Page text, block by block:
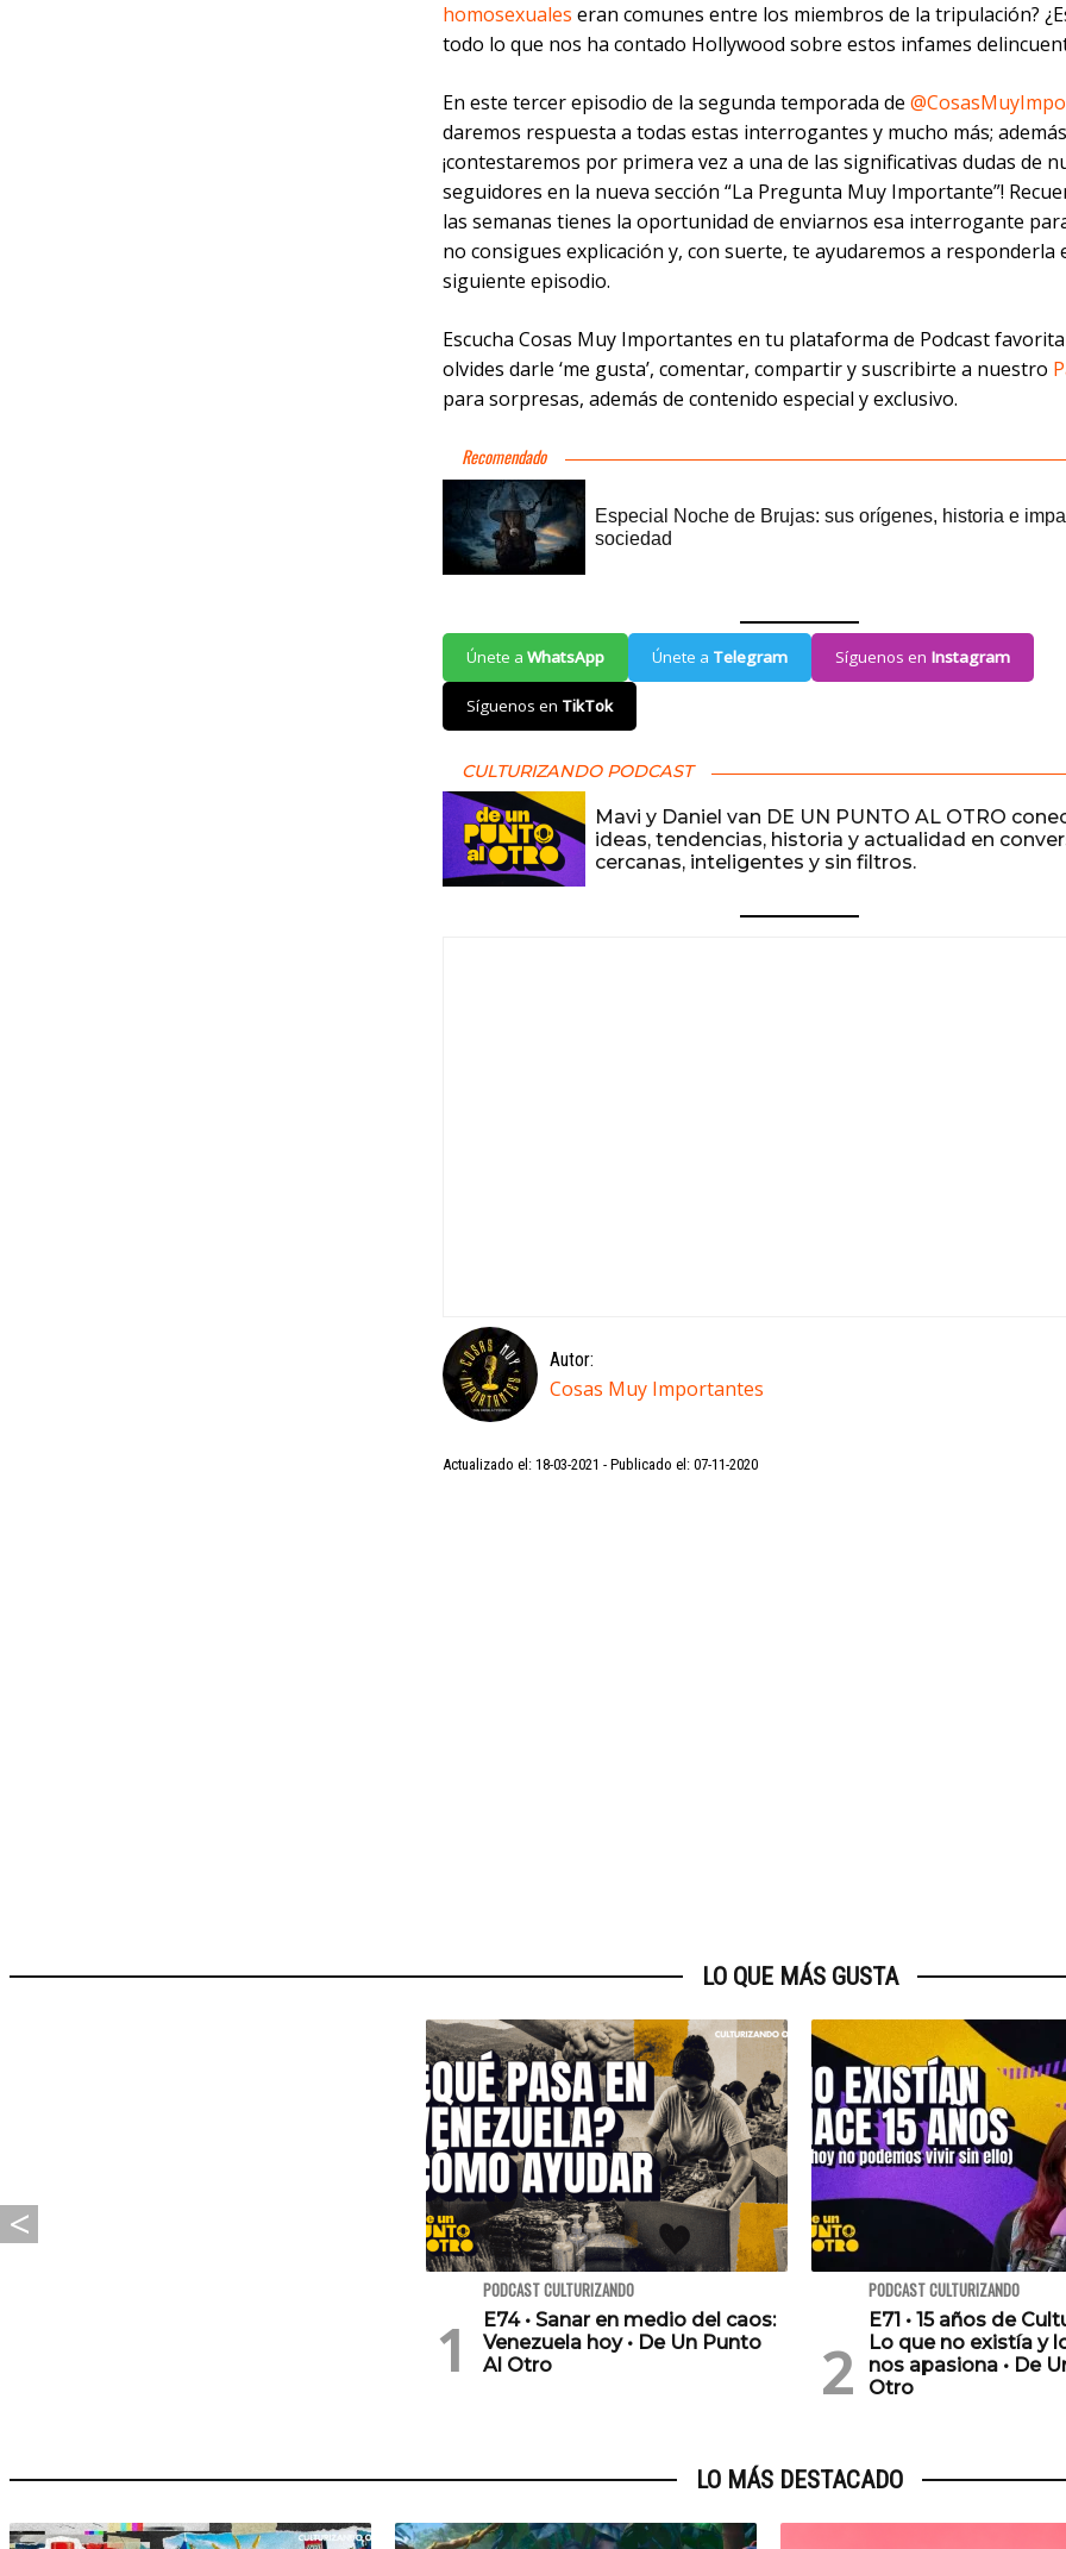
homosexuales eran comunes entre los miembros de la tripulación?
todo lo que nos ha contado Hollywood sobre estos infames
En este tercer episodio de la segunda temporada de
daremos respuesta a todas estas interrogantes y mucho más;
¡contestaremos por primera vez a una de las significativas dudas de
seguidores en la nueva sección “La Pregunta Muy Importante”!
las semanas tienes la oportunidad de enviarnos esa interrogante
no consigues explicación y, con suerte, te ayudaremos a responderla
siguiente episodio.
Escucha Cosas Muy Importantes en tu plataforma de Podcast
olvides darle ‘me gusta’, comentar, compartir y suscribirte a nuestro
para sorpresas, además de contenido especial y exclusivo.
Únete a WhatsApp Únete a Telegram Síguenos en Instagram
Síguenos en TikTok
CULTURIZANDO PODCAST
Mavi y Daniel van DE UN PUNTO AL OTRO
ideas, tendencias, historia y actualidad en
cercanas, inteligentes y sin filtros.
Autor:
Cosas Muy Importantes
Actualizado el: 18-03-2021 Publicado el: 07-11-2020
LO QUE MÁS GUSTA
PODCAST CULTURIZANDO
E74 • Sanar en medio del caos:
Venezuela hoy • De Un Punto
Al Otro
PODCAST CULTURIZANDO
E71 • 15 años de
Lo que no existía y
nos apasiona • De
Otro
LO MÁS DESTACADO